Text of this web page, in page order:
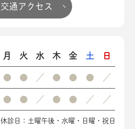
交通アクセス
月 火 水 木 金 土 日
● ● ／ ● ● ● ／
● ● ／ ● ● ／ ／
休診日：土曜午後・水曜・日曜・祝日